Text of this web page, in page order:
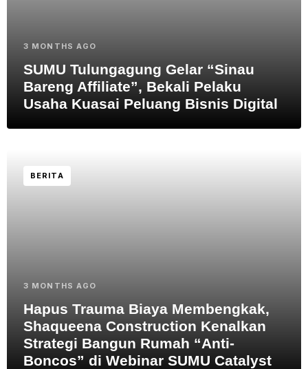
3 MONTHS AGO
SUMU Tulungagung Gelar “Sinau
Bareng Affiliate”, Bekali Pelaku
Usaha Kuasai Peluang Bisnis Digital
BERITA
3 MONTHS AGO
Hapus Trauma Biaya Membengkak,
Shaqueena Construction Kenalkan
Strategi Bangun Rumah “Anti-
Boncos” di Webinar SUMU Catalyst